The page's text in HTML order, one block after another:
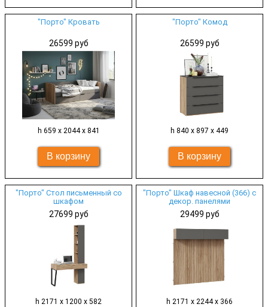
"Порто" Кровать
26599 руб
h 659 х 2044 х 841
"Порто" Комод
26599 руб
h 840 х 897 х 449
"Порто" Стол письменный со
шкафом
27699 руб
h 2171 х 1200 х 582
"Порто" Шкаф навесной (366) с
декор. панелями
29499 руб
h 2171 х 2244 х 366